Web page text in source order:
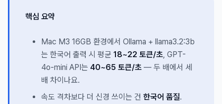
핵심 요약
Mac M3 16GB 환경에서 Ollama + llama3.2:3b
는 한국어 출력 시 평균 18~22 토큰/초 , GPT-
4o-mini API는 40~65 토큰/초 — 두 배에서 세
배 차이나요.
속도 격차보다 더 신경 쓰이는 건 한국어 품질.